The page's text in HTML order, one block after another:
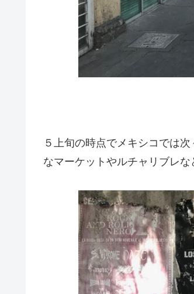
５上旬の時点でメキシコでは
なマーケットやルチャリブレ